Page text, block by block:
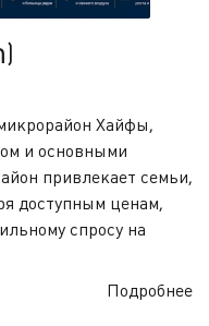
Рамат-Ремез (רמת רמז)
Хайфы,
и основными
привлекает семьи,
доступным ценам,
спросу на
Подробнее